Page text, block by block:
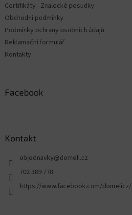
Certifikáty - Znalecké posudky
Obchodní podmínky
Podmínky ochrany osobních údajů
Reklamační formulář
Kontakty
Facebook
Kontakt
objednavky@domeli.cz
702 389 778
https://www.facebook.com/domelicz/